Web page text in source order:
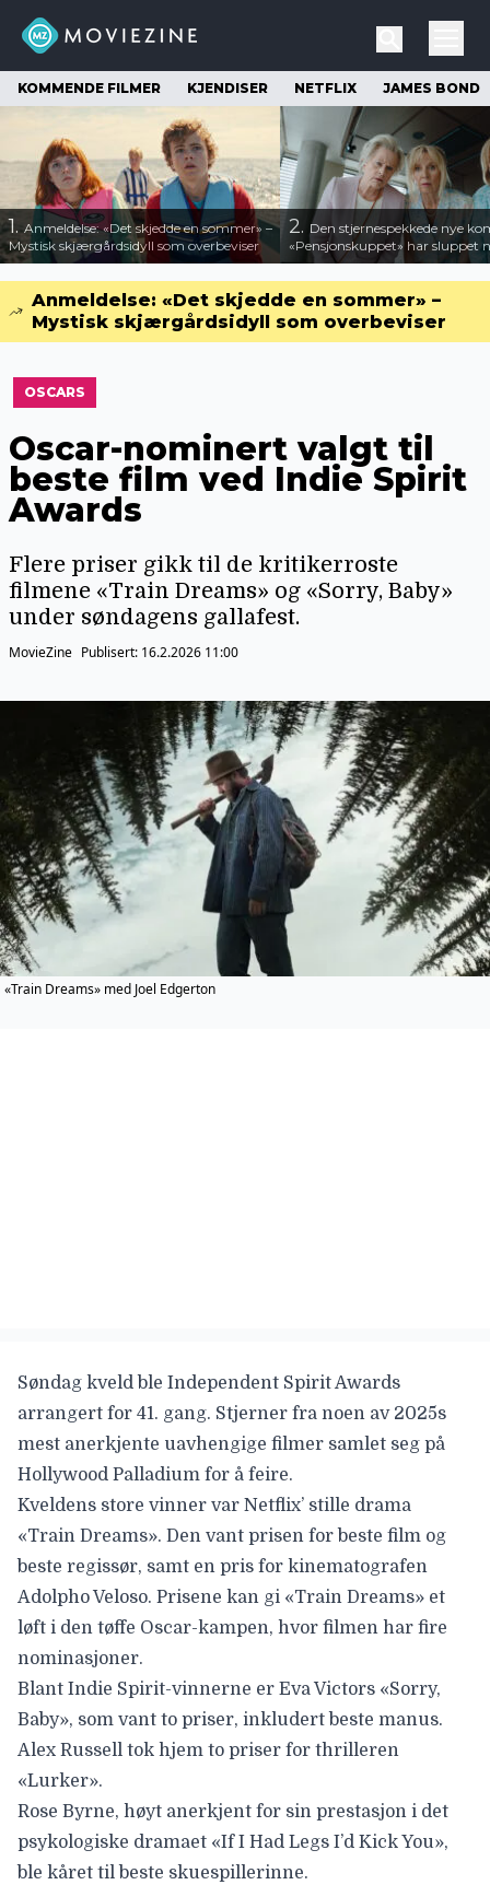
KOMMENDE FILMER KJENDISER NETFLIX JAMES BOND
1.Anmeldelse: «Det skjedde en sommer» –
Mystisk skjærgårdsidyll som overbeviser
2. Den stjernespekkede nye
«Pensjonskuppet» har sluppet
Anmeldelse: «Det skjedde en sommer» –
Mystisk skjærgårdsidyll som overbeviser
OSCARS
Oscar-nominert valgt til
beste film ved Indie Spirit
Awards
Flere priser gikk til de kritikerroste
filmene «Train Dreams» og «Sorry, Baby»
under søndagens gallafest.
MovieZine Publisert: 16.2.2026 11:00
«Train Dreams» med Joel Edgerton
Søndag kveld ble Independent Spirit Awards
arrangert for 41. gang. Stjerner fra noen av 2025s
mest anerkjente uavhengige filmer samlet seg på
Hollywood Palladium for å feire.
Kveldens store vinner var Netflix’ stille drama
«Train Dreams». Den vant prisen for beste film og
beste regissør, samt en pris for kinematografen
Adolpho Veloso. Prisene kan gi «Train Dreams» et
løft i den tøffe Oscar-kampen, hvor filmen har fire
nominasjoner.
Blant Indie Spirit-vinnerne er Eva Victors «Sorry,
Baby», som vant to priser, inkludert beste manus.
Alex Russell tok hjem to priser for thrilleren
«Lurker».
Rose Byrne, høyt anerkjent for sin prestasjon i det
psykologiske dramaet «If I Had Legs I’d Kick You»,
ble kåret til beste skuespillerinne.